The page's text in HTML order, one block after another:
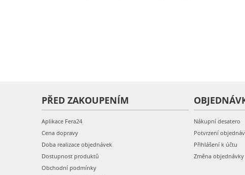
PŘED ZAKOUPENÍM
Aplikace Fera24
Cena dopravy
Doba realizace objednávek
Dostupnost produktů
Obchodní podmínky
Nákupní desatero
Potvrzení
Přihlášení k účtu
Změna objednávky